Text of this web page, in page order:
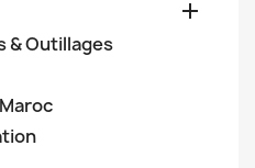

& Outillages